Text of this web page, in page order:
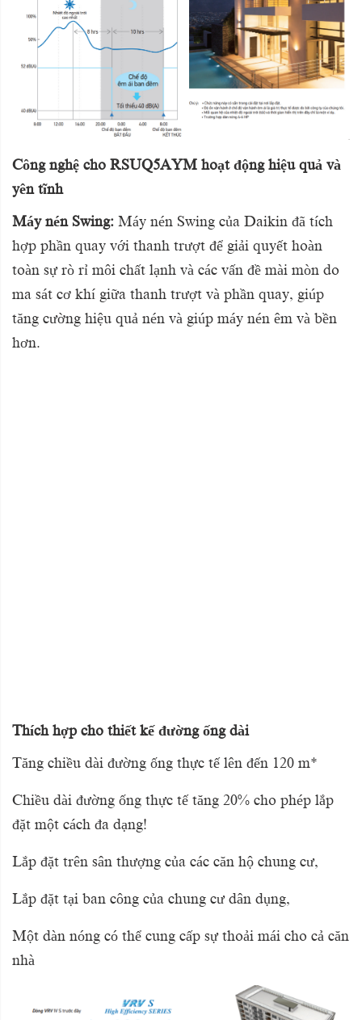
Công nghệ cho RSUQ5AYM hoạt động hiệu quả và
yên tĩnh
Máy nén Swing: Máy nén Swing của Daikin đã tích
hợp phần quay với thanh trượt để giải quyết hoàn
toàn sự rò rỉ môi chất lạnh và các vấn đề mài mòn do
ma sát cơ khí giữa thanh trượt và phần quay, giúp
tăng cường hiệu quả nén và giúp máy nén êm và bền
hơn.
Thích hợp cho thiết kế đường ống dài
Tăng chiều dài đường ống thực tế lên đến 120 m*
Chiều dài đường ống thực tế tăng 20% cho phép lắp
đặt một cách đa dạng!
Lắp đặt trên sân thượng của các căn hộ chung cư,
Lắp đặt tại ban công của chung cư dân dụng,
Một dàn nóng có thể cung cấp sự thoải mái cho cả căn
nhà